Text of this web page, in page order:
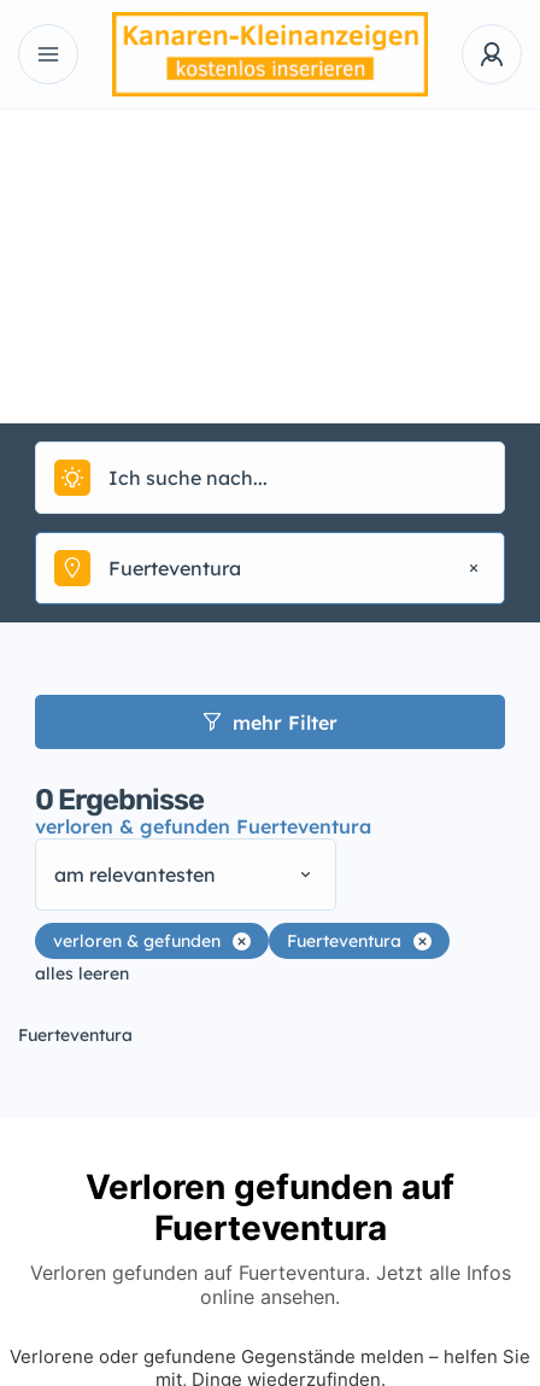
Fuerteventura
mehr Filter
0Ergebnisse
verloren & gefunden Fuerteventura
am relevantesten
verloren & gefunden
Fuerteventura
alles leeren
Fuerteventura
Verloren gefunden auf
Fuerteventura
Verloren gefunden auf Fuerteventura. Jetzt alle Infos
online ansehen.
Verlorene oder gefundene Gegenstände melden – helfen Sie
mit, Dinge wiederzufinden.